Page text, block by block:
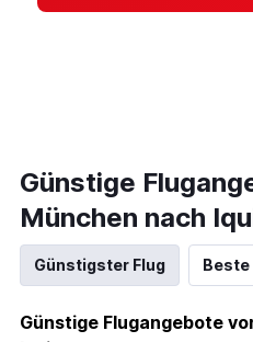
Günstige
München nach
Günstigster Flug Beste
Günstige Flugangebote